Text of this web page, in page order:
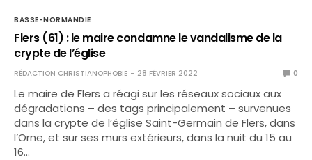
BASSE-NORMANDIE
Flers (61) : le maire condamne le vandalisme de la
crypte de l’église
RÉDACTION CHRISTIANOPHOBIE 28 FÉVRIER 2022 0
Le maire de Flers a réagi sur les réseaux sociaux aux
dégradations – des tags principalement – survenues
dans la crypte de l’église Saint-Germain de Flers, dans
l’Orne, et sur ses murs extérieurs, dans la nuit du 15 au
16…